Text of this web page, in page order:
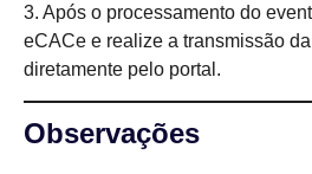
3. Após o processamento do
eCACe e realize a transmissão
diretamente pelo portal.
Observações